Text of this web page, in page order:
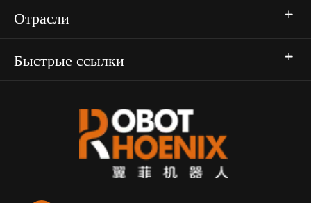
Отрасли
Быстрые ссылки